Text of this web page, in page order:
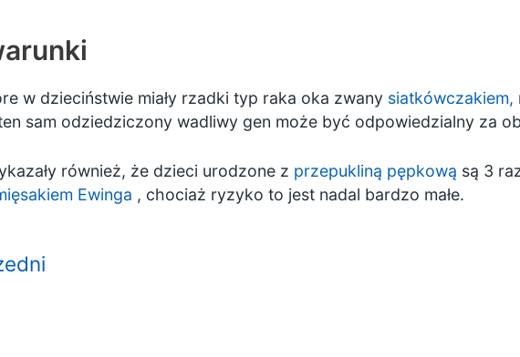
w dzieciństwie miały rzadki typ raka oka zwany siatkówczakiem,
sam odziedziczony wadliwy gen może być odpowiedzialny za
również, że dzieci urodzone z przepukliną pępkową są 3
Ewinga , chociaż ryzyko to jest nadal bardzo małe.